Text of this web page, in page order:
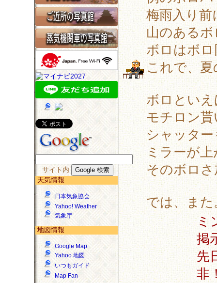
サイト内
天気情報
日本気象協会
Yahoo! Weather
気象庁
地図情報
Google Map
Yahoo 地図
いつもガイド
Map Fan
梅雨入り
山のある
ボロはボ
これで、
ボロとい
モチロン
シャッタ
ミラーが
そのボロ
では、ま
ミ
掲
先
非